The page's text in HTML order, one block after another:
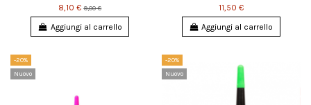
8,10 € 9,00 €
Aggiungi al carrello
11,50 €
Aggiungi al carrello
-20%
Nuovo
-20%
Nuovo